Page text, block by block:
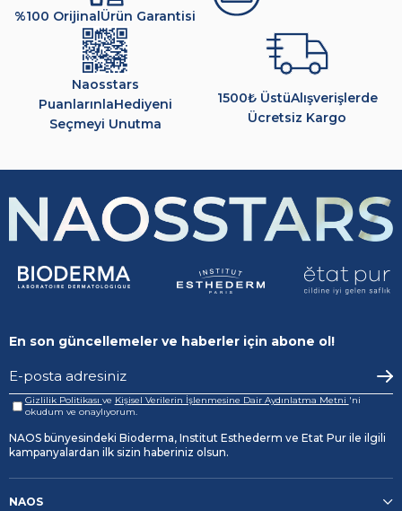
%100 OrijinalÜrün Garantisi
Naosstars
PuanlarınlaHediyeni
Seçmeyi Unutma
1500₺ ÜstüAlışverişlerde
Ücretsiz Kargo
En son güncellemeler ve haberler için abone ol!
Gizlilik Politikası ve Kişisel Verilerin İşlenmesine Dair Aydınlatma Metni 'ni
okudum ve onaylıyorum.
NAOS bünyesindeki Bioderma, Institut Esthederm ve Etat Pur ile ilgili
kampanyalardan ilk sizin haberiniz olsun.
NAOS